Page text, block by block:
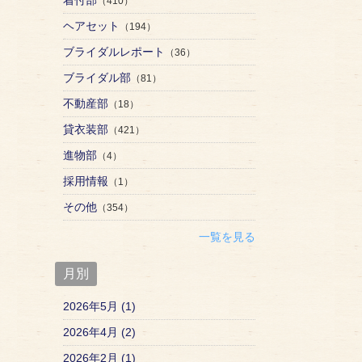
ヘアセット （194）
ブライダルレポート （36）
ブライダル部（81）
不動産部（18）
貸衣装部（421）
進物部（4）
採用情報 （1）
その他（354）
一覧を見る
月別
2026年5月 (1)
2026年4月 (2)
2026年2月 (1)